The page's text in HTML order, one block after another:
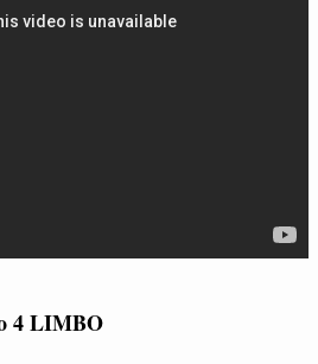
4 LIMBO